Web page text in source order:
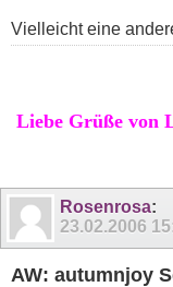
Vielleicht eine
Liebe Grüße von
Rosenrosa:
23.02.2006
AW: autumnjoy